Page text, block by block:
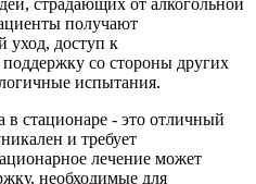
страдающих от алкогольной
получают
уход, доступ к
со стороны других
испытания.
в стационаре - это отличный
и требует
лечение может
необходимые для